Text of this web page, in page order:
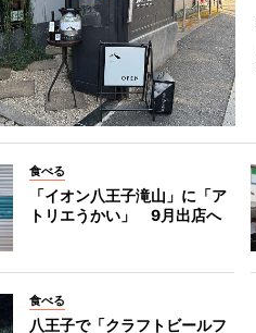
食べる
「イオン八王子滝山」に「ア
トリエうかい」 9月出店へ
食べる
八王子で「クラフトビールフ